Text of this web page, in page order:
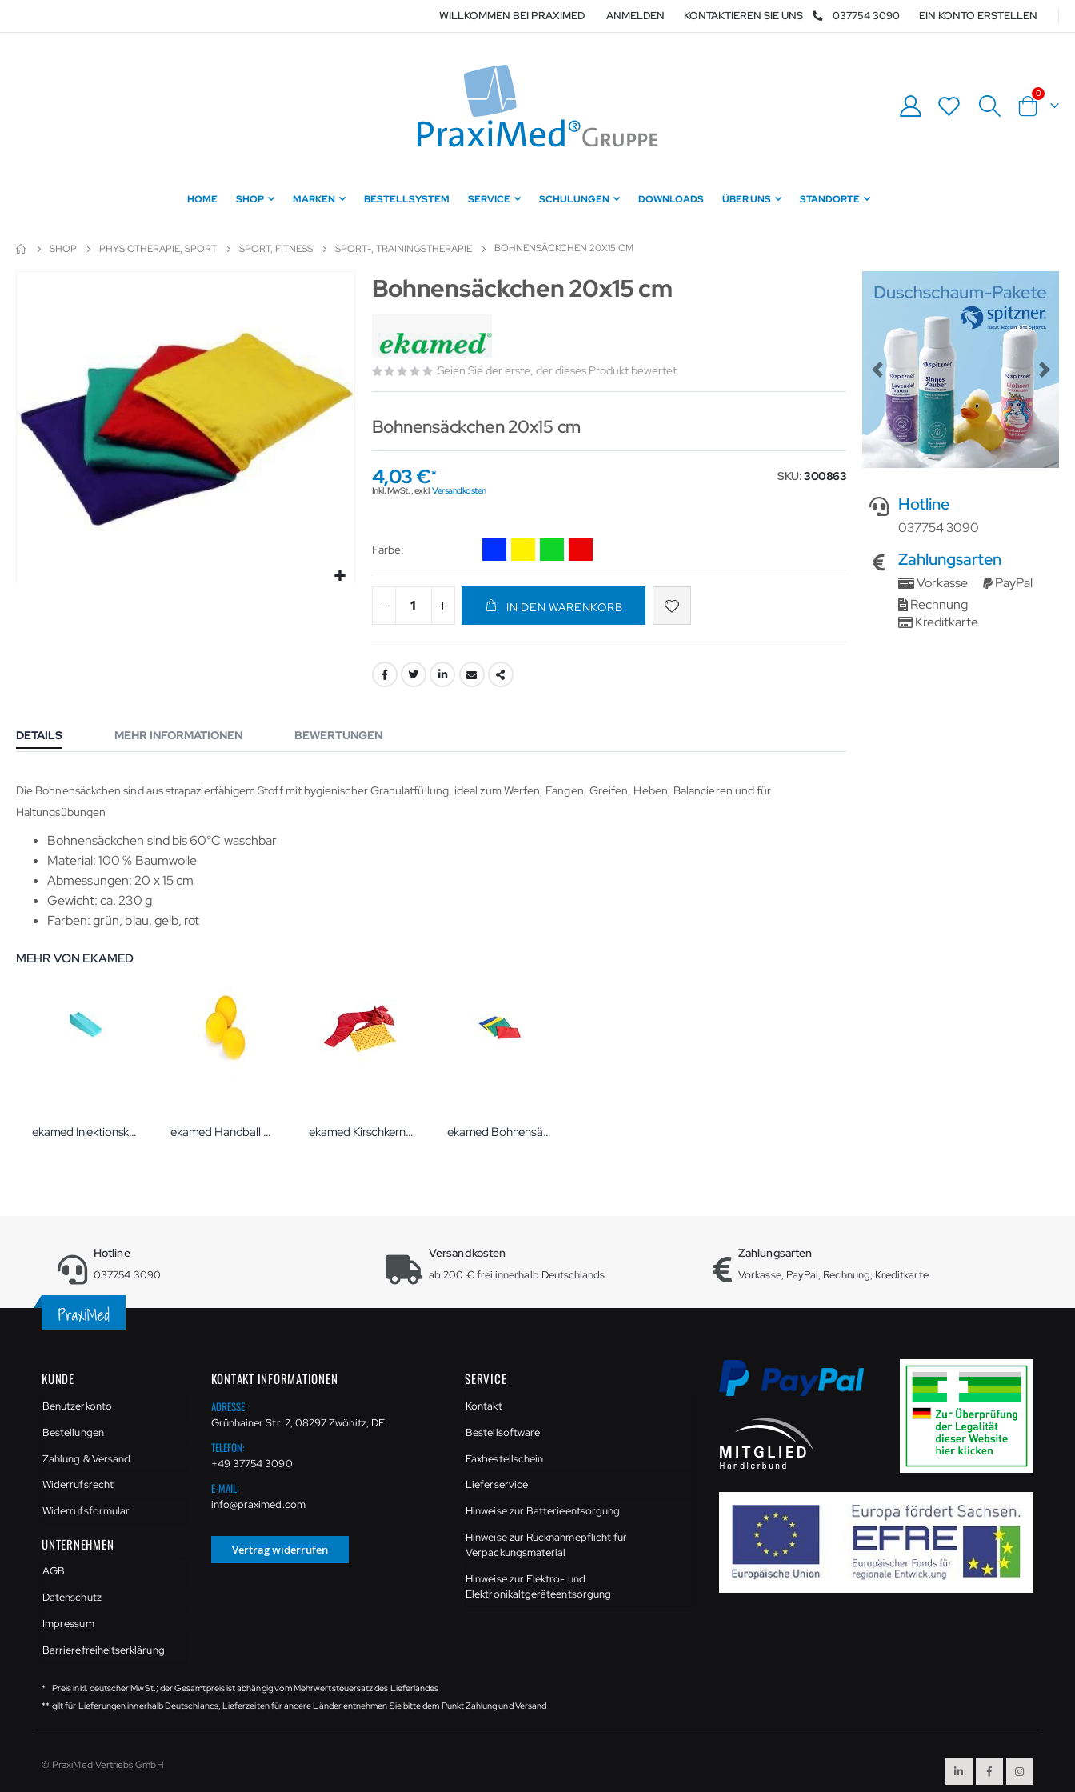
zum
WILLKOMMEN BEI PRAXIMED ANMELDEN KONTAKTIEREN SIE UNS 037754 3090 EIN KONTO ERSTELLEN
Warenkorb
0Artikel
HOME SHOP MARKEN BESTELLSYSTEM SERVICE SCHULUNGEN DOWNLOADS ÜBER UNS STANDORTE
SHOP PHYSIOTHERAPIE, SPORT SPORT, FITNESS SPORT-, TRAININGSTHERAPIE BOHNENSÄCKCHEN 20X15 CM
Zum
Anfang
Bildergalerie
springen
Bohnensäckchen 20x15 cm
Seien Sie der erste, der dieses Produkt bewertet
Bohnensäckchen 20x15 cm
4,03 €
Inkl. MwSt. exkl.Versandkosten
SKU 300863
Farbe
IN DEN WARENKORB
DETAILS
Die Bohnensäckchen sind aus strapazierfähigem Stoff mit hygienischer Granulatfüllung, ideal zum Werfen, Fangen, Greifen, Heben, Balancieren und für
Haltungsübungen
Bohnensäckchen sind bis 60°C waschbar
Material: 100 % Baumwolle
Abmessungen: 20 x 15 cm
Gewicht: ca. 230 g
Farben: grün, blau, gelb, rot
MEHR INFORMATIONEN BEWERTUNGEN
MEHR VON EKAMED
ekamed Injektionskissen farbig ekamed Handball Schaumstoff Ø 7 cm ekamed Kirschkern Wärme-Packung ekamed Bohnensäckchen 9x15 cm
Previous Next
Hotline
037754 3090
Zahlungsarten
Vorkasse
PayPal
Rechnung
Kreditkarte
Hotline
037754 3090
Versandkosten
ab 200 € frei innerhalb Deutschlands
Zahlungsarten
Vorkasse, PayPal, Rechnung, Kreditkarte
KUNDE
Benutzerkonto
Bestellungen
Zahlung & Versand
Widerrufsrecht
Widerrufsformular
UNTERNEHMEN
AGB
Datenschutz
Impressum
Barrierefreiheitserklärung
KONTAKT INFORMATIONEN
ADRESSE:
Grünhainer Str. 2, 08297 Zwönitz, DE
TELEFON:
+49 37754 3090
E-MAIL:
info@praximed.com
Vertrag widerrufen
SERVICE
Kontakt
Bestellsoftware
Faxbestellschein
Lieferservice
Hinweise zur Batterieentsorgung
Hinweise zur Rücknahmepflicht für
Verpackungsmaterial
Hinweise zur Elektro- und
Elektronikaltgeräteentsorgung
* Preis inkl. deutscher MwSt.; der Gesamtpreis ist abhängig vom Mehrwertsteuersatz des Lieferlandes
** gilt für Lieferungen innerhalb Deutschlands, Lieferzeiten für andere Länder entnehmen Sie bitte dem Punkt Zahlung und Versand
© PraxiMed Vertriebs GmbH